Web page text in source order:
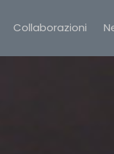
Collaborazioni